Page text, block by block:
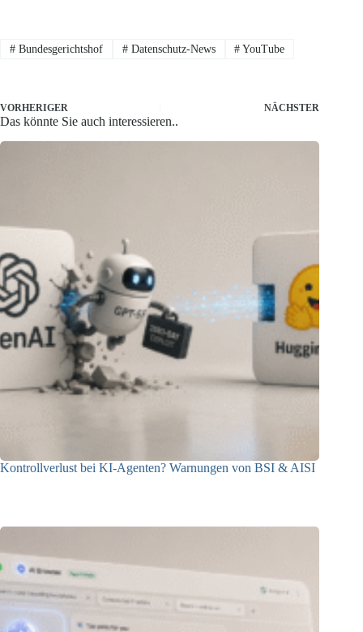
#Bundesgerichtshof #Datenschutz-News # YouTube
VORHERIGER NÄCHSTER
Das könnte Sie auch interessieren..
Kontrollverlust bei KI-Agenten? Warnungen von BSI & AISI